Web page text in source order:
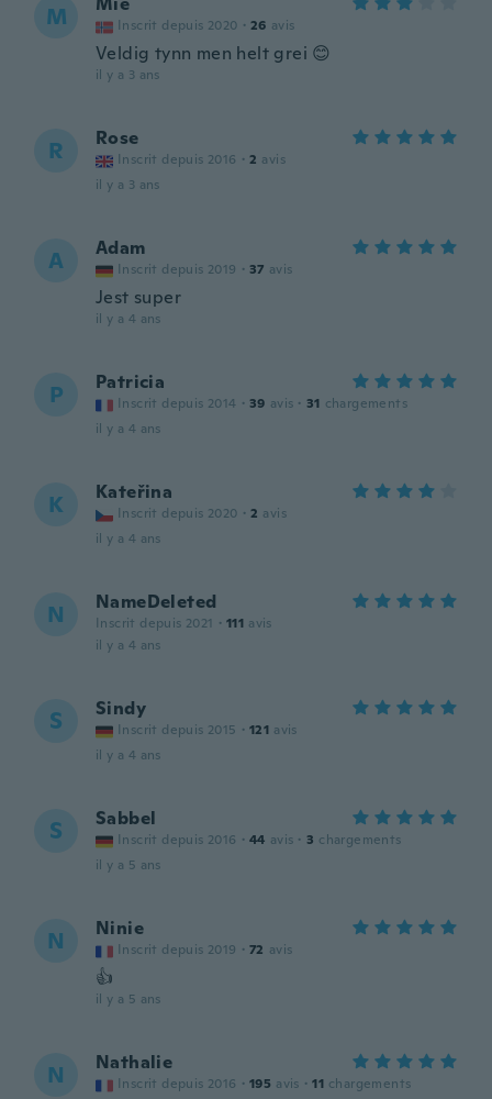
M Inscrit depuis 2020 · 26 avis
Veldig tynn men helt grei 😊
il y a 3 ans
R Rose
Inscrit depuis 2016 · 2 avis
il y a 3 ans
A Adam
Inscrit depuis 2019 · 37 avis
Jest super
il y a 4 ans
P Patricia
Inscrit depuis 2014 · 39 avis · 31 chargements
il y a 4 ans
K Kateřina
Inscrit depuis 2020 · 2 avis
il y a 4 ans
N NameDeleted
Inscrit depuis 2021 · 111 avis
il y a 4 ans
S Sindy
Inscrit depuis 2015 · 121 avis
il y a 4 ans
S Sabbel
Inscrit depuis 2016 · 44 avis · 3 chargements
il y a 5 ans
N Ninie
Inscrit depuis 2019 · 72 avis
👍
il y a 5 ans
N Nathalie
Inscrit depuis 2016 · 195 avis · 11 chargements